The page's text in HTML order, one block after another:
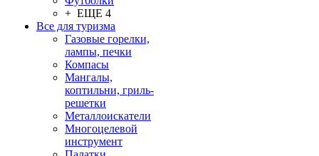
+ ЕЩЕ 4
Все для туризма
Газовые горелки,
лампы, печки
Компасы
Мангалы,
коптильни, гриль-
решетки
Металлоискатели
Многоцелевой
инструмент